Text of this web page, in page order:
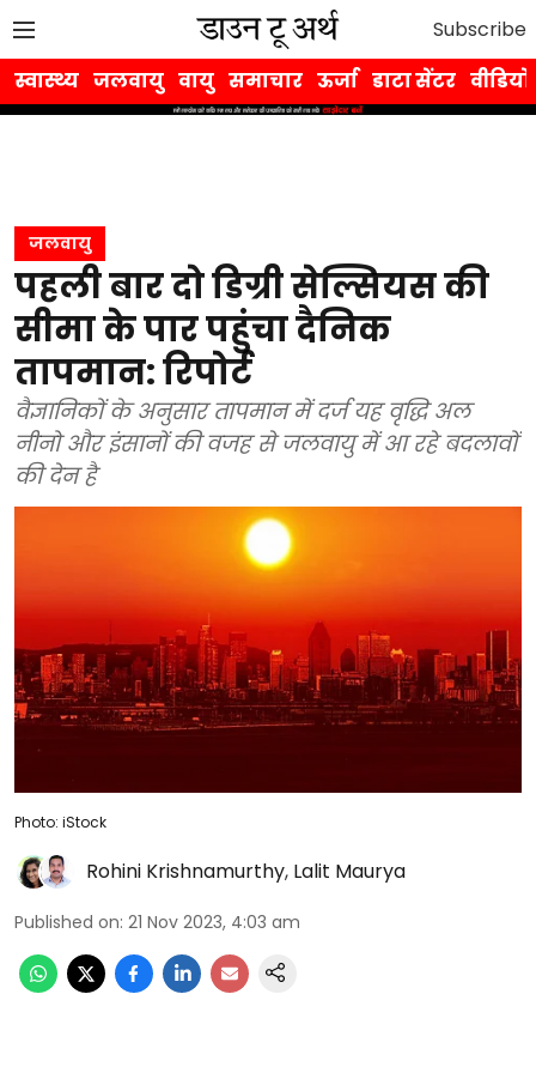
Subscribe
स्वास्थ्य जलवायु वायु समाचार ऊर्जा डाटा सेंटर वीडियो
जलवायु
पहली बार दो डिग्री सेल्सियस की
सीमा के पार पहुंचा दैनिक
तापमान: रिपोर्ट
वैज्ञानिकों के अनुसार तापमान में दर्ज यह वृद्धि अल
नीनो और इंसानों की वजह से जलवायु में आ रहे बदलावों
की देन है
Photo: iStock
Rohini Krishnamurthy, Lalit Maurya
Published on: 21 Nov 2023, 4:03 am